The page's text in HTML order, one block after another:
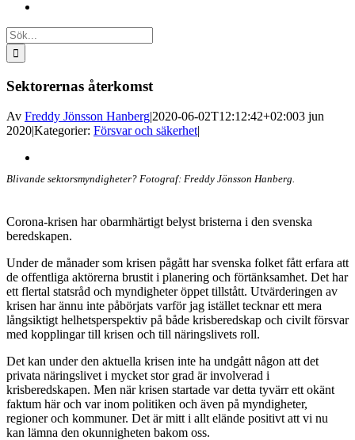
Sök
efter:
Sektorernas återkomst
Av Freddy Jönsson Hanberg|2020-06-02T12:12:42+02:003 jun
2020|Kategorier: Försvar och säkerhet|
bild
Blivande sektorsmyndigheter? Fotograf: Freddy Jönsson Hanberg.
Corona-krisen har obarmhärtigt belyst bristerna i den svenska
beredskapen.
Under de månader som krisen pågått har svenska folket fått erfara att
de offentliga aktörerna brustit i planering och förtänksamhet. Det har
ett flertal statsråd och myndigheter öppet tillstått. Utvärderingen av
krisen har ännu inte påbörjats varför jag istället tecknar ett mera
långsiktigt helhetsperspektiv på både krisberedskap och civilt försvar
med kopplingar till krisen och till näringslivets roll.
Det kan under den aktuella krisen inte ha undgått någon att det
privata näringslivet i mycket stor grad är involverad i
krisberedskapen. Men när krisen startade var detta tyvärr ett okänt
faktum här och var inom politiken och även på myndigheter,
regioner och kommuner. Det är mitt i allt elände positivt att vi nu
kan lämna den okunnigheten bakom oss.